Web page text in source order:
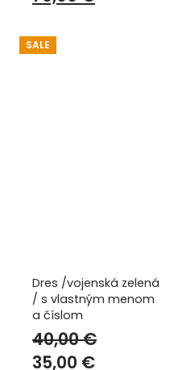
was:
SALE
Dres /vojenská zelená
/ s vlastným menom
a číslom
40,00€
Original
35,00 €Current